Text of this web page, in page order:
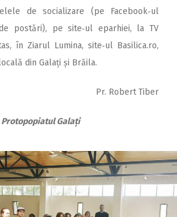
de socializare (pe Facebook‑ul
postări), pe site‑ul eparhiei, la TV
în Ziarul Lumina, site‑ul Basilica.ro,
din Galați și Brăila.
Pr. Robert Tiber
Protopopiatul Galați